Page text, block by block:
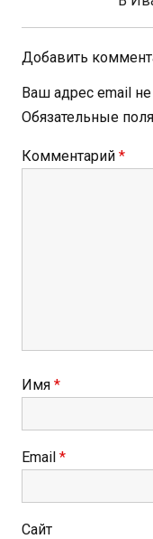
Добавить
Ваш адрес email
Обязательные
Комментарий *
Имя *
Email *
Сайт